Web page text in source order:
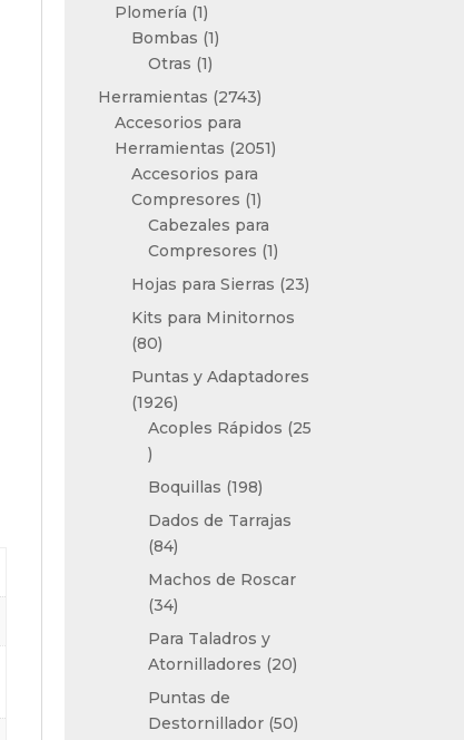
Plomería 11
producto
Bombas 11
Otras 11
producto
Herramientas 27432743
Accesorios para
Herramientas
20512051
Accesorios para
Compresores 11
producto
Cabezales para
Compresores 11
producto
Hojas para Sierras 2323
Kits para Minitornos
8080
productos
Puntas y Adaptadores
19261926
productos
Acoples Rápidos
25
25
productos
Boquillas 198198
productos
Dados de Tarrajas
8484
productos
Machos de Roscar
3434
productos
Para Taladros y
Atornilladores
2020
Puntas de
Destornillador 5050